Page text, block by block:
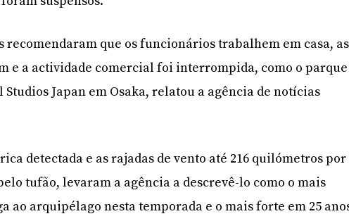
recomendaram que os funcionários trabalhem em casa, as
e a actividade comercial foi interrompida, como o parque
Japan em Osaka, relatou a agência de notícias
detectada e as rajadas de vento até 216 quilómetros por
tufão, levaram a agência a descrevê-lo como o mais
ao arquipélago nesta temporada e o mais forte em 25